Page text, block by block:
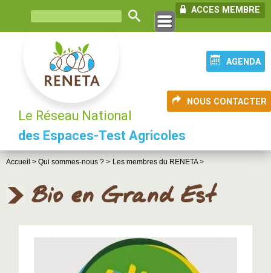
ACCES MEMBRE
AGENDA
NOUS CONTACTER
Le Réseau National
des Espaces-Test Agricoles
Accueil > Qui sommes-nous ? > Les membres du RENETA >
Bio en Grand Est